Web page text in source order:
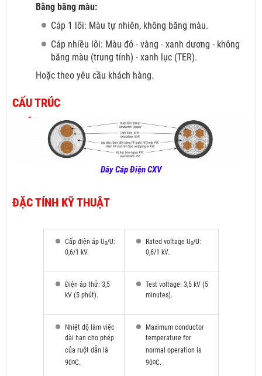
Bằng băng màu:
Cáp 1 lõi: Màu tự nhiên, không băng màu.
Cáp nhiều lõi: Màu đỏ - vàng - xanh dương - không
băng màu (trung tính) - xanh lục (TER).
Hoặc theo yêu cầu khách hàng.
CẤU TRÚC
Dây Cáp Điện CXV
ĐẶC TÍNH KỸ THUẬT
Cấp điện áp U0/U:
0,6/1 kV.
Rated voltage U0/U:
0,6/1 kV.
Điện áp thử: 3,5
kV (5 phút).
Test voltage: 3,5 kV (5
minutes).
Nhiệt độ làm việc
dài hạn cho phép
của ruột dẫn là
90OC.
Maximum conductor
temperature for
normal operation is
90OC.